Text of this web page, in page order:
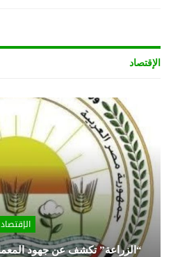
الإقتصاد
الإقتصاد
“الزراعة” تكشف عن جهود